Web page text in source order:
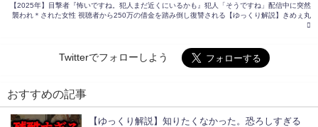
【2025年】目撃者『怖いですね。犯人まだ近くにいるかも』犯人「そうですね」配信中に突然
襲われ＊された女性 視聴者から250万の借金を踏み倒し復讐される【ゆっくり解説】きめぇ丸
Twitterでフォローしよう
おすすめの記事
【ゆっくり解説】知りたくなかった。恐ろしすぎる